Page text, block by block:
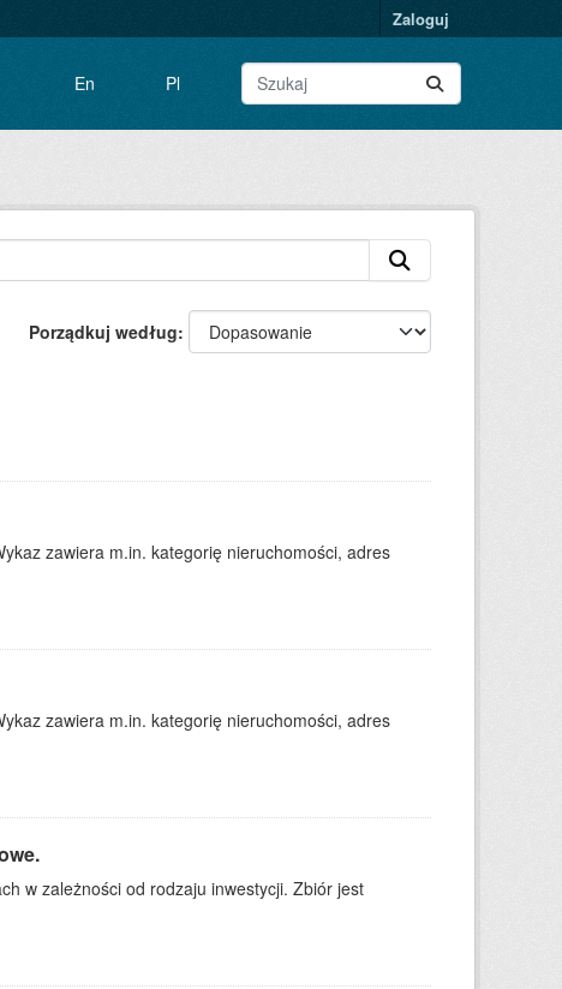
Zaloguj
En Pl
Porządkuj według
zawiera m.in. kategorię nieruchomości, adres
zawiera m.in. kategorię nieruchomości, adres
w zależności od rodzaju inwestycji. Zbiór jest